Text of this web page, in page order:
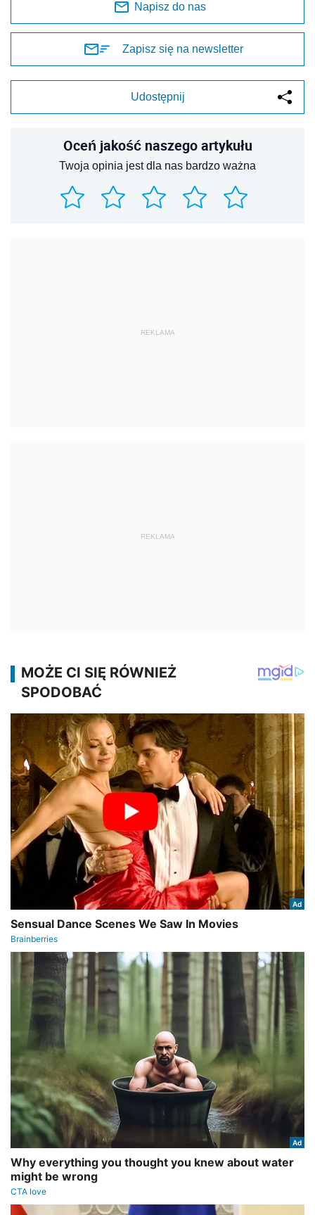
Napisz do nas
Zapisz się na newsletter
Udostępnij
Oceń jakość naszego artykułu
Twoja opinia jest dla nas bardzo ważna
REKLAMA
REKLAMA